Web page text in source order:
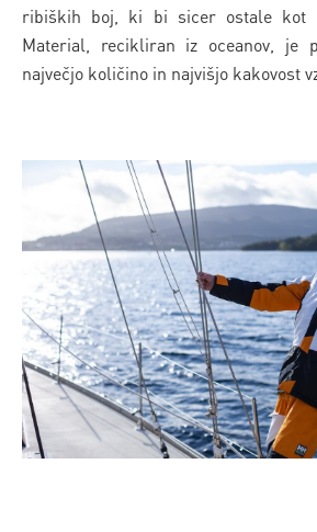
ribiških boj, ki bi sicer ostale kot
Material, recikliran iz oceanov, je
največjo količino in najvišjo kakovost